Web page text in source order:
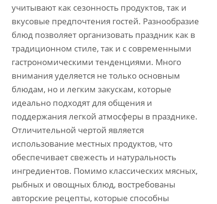
учитывают как сезонность продуктов, так и
вкусовые предпочтения гостей. Разнообразие
блюд позволяет организовать праздник как в
традиционном стиле, так и с современными
гастрономическими тенденциями. Много
внимания уделяется не только основным
блюдам, но и легким закускам, которые
идеально подходят для общения и
поддержания легкой атмосферы в празднике.
Отличительной чертой является
использование местных продуктов, что
обеспечивает свежесть и натуральность
ингредиентов. Помимо классических мясных,
рыбных и овощных блюд, востребованы
авторские рецепты, которые способны